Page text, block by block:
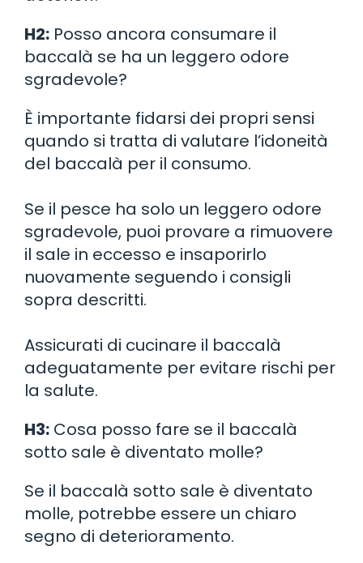
H2: Posso ancora consumare il
baccalà se ha un leggero odore
sgradevole?
È importante fidarsi dei propri sensi
quando si tratta di valutare l’idoneità
del baccalà per il consumo.
Se il pesce ha solo un leggero odore
sgradevole, puoi provare a rimuovere
il sale in eccesso e insaporirlo
nuovamente seguendo i consigli
sopra descritti.
Assicurati di cucinare il baccalà
adeguatamente per evitare rischi per
la salute.
H3: Cosa posso fare se il baccalà
sotto sale è diventato molle?
Se il baccalà sotto sale è diventato
molle, potrebbe essere un chiaro
segno di deterioramento.